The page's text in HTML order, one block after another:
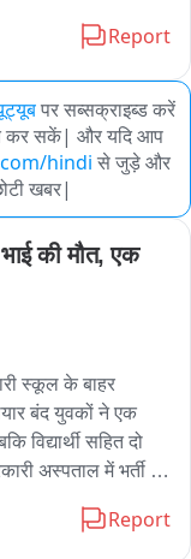
Report
पर सब्सक्राइब्ड करें
कर सकें| और यदि आप
hindi से जुड़े और
खबर|
की मौत, एक
स्कूल के बाहर
बंद युवकों ने एक
विद्यार्थी सहित दो
अस्पताल में भर्ती
Report